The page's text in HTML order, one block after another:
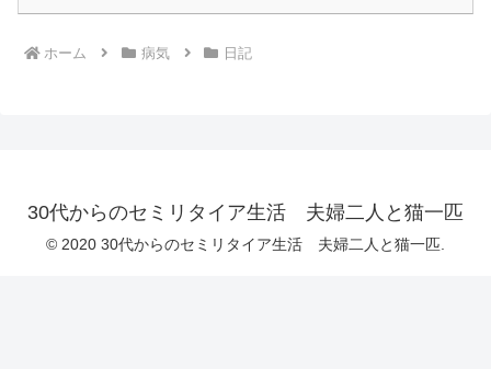
ホーム 病気 日記
30代からのセミリタイア生活 夫婦二人と猫一匹
© 2020 30代からのセミリタイア生活 夫婦二人と猫一匹.